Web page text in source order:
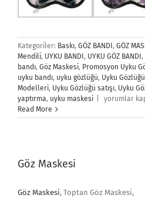
Kategoriler: Baskı, GÖZ BANDI, GÖZ
Mendili, UYKU BANDI, UYKU GÖZ BANDI,
bandı, Göz Maskesi, Promosyon Uyku
uyku bandı, uyku gözlüğü, Uyku
Modelleri, Uyku Gözlüğü satışı, Uyku
yaptırma, uyku maskesi
Uyku
için
yorumlar
Read More
Göz Maskesi
Göz Maskesi, Toptan Göz Maskesi,